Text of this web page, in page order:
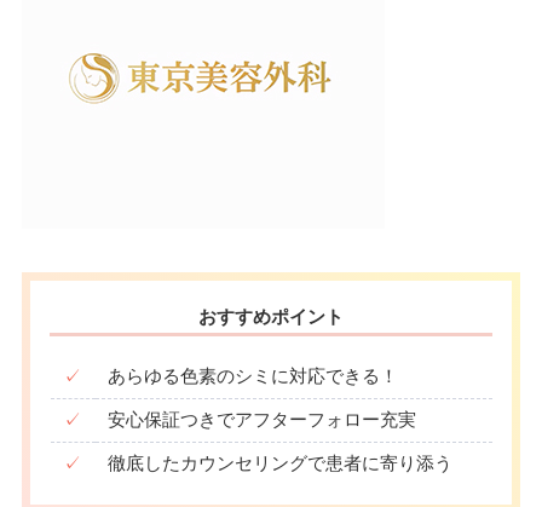
おすすめポイント
✓ あらゆる色素のシミに対応できる！
✓ 安心保証つきでアフターフォロー充実
✓ 徹底したカウンセリングで患者に寄り添う